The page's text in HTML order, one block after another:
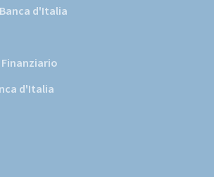
d'Italia
d'Italia